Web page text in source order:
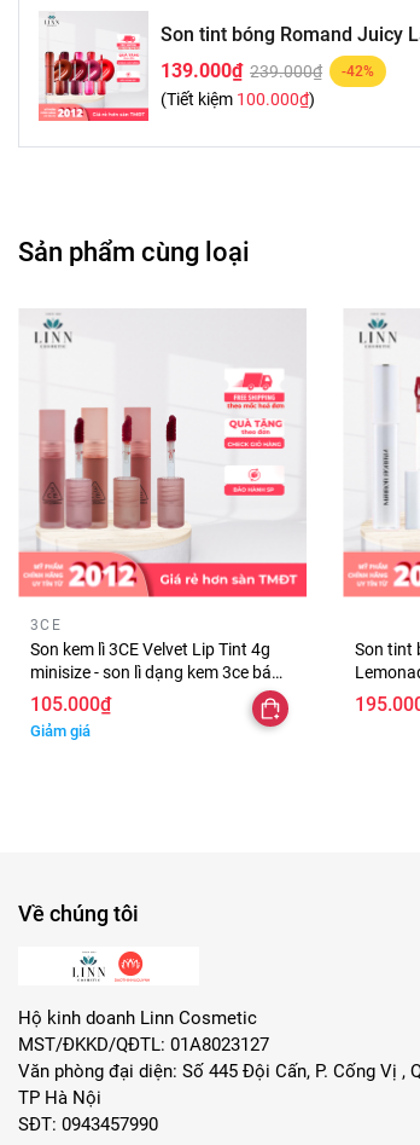
#23:Đỏ nude
#29:Cam san hô sữa
#11 Pink Pumpkin: Hồng đất
Behenyl Alcohol, Pentylene Glycol, Actinidia
(Grapefruit) Fruit Extract, Cocos Nucifera
Isohexadecane,...
- Octyldodecanol: làm mềm, tạo độ bóng mịn
- Dimethicone: tạo ra độ mịn cho sản phẩm,
- Denatured Alcohol: cho chất son mềm nhẹ,
- Tạo màu sắc tươi tắn, sáng bóng “tựa viên
- Giữ môi luôn có “hồn”, bừng sáng, rạng ngời
Son tint bóng Romand Juicy
hãng 5.5g
139.000₫ 239.000₫ -42%
(Tiết kiệm 100.000₫)
Sản phẩm cùng loại
3CE
Son kem lì 3CE Velvet Lip Tint 4g
minisize - son lì dạng kem 3ce bám
màu lâu trôi
105.000₫
Giảm giá
Son tint
bóng
Về chúng tôi
Hộ kinh doanh Linn Cosmetic
MST/ĐKKD/QĐTL: 01A8023127
Văn phòng đại diện: Số 445 Đội Cấn, P. Cống Vị ,
TP Hà Nội
SĐT: 0943457990